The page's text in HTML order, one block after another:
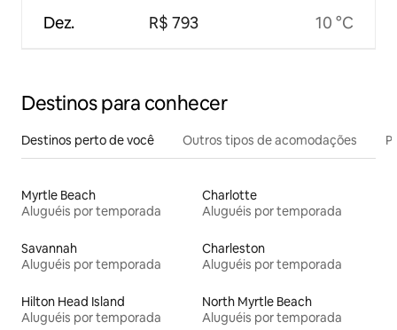
Dez. R$ 793 10 °C
Destinos para conhecer
Destinos perto de você Outros tipos de acomodações
Myrtle Beach
Aluguéis por temporada
Charlotte
Aluguéis por temporada
Savannah
Aluguéis por temporada
Charleston
Aluguéis por temporada
Hilton Head Island
Aluguéis por temporada
North Myrtle Beach
Aluguéis por temporada